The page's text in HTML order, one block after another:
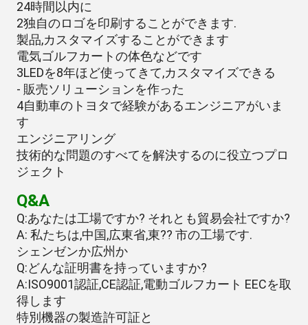
24時間以内に
2独自のロゴを印刷することができます.
製品,カスタマイズすることができます
電気ゴルフカートの体色などです
3LEDを8年ほど使ってきて,カスタマイズできる
- 販売ソリューションを作った
4自動車のトヨタで経験があるエンジニアがいま
す
エンジニアリング
技術的な問題のすべてを解決するのに役立つプロ
ジェクト
Q&A
Q:あなたは工場ですか? それとも貿易会社ですか?
A: 私たちは,中国,広東省,東?? 市の工場です.
シェンゼンか広州か
Q:どんな証明書を持っていますか?
A:ISO9001認証,CE認証,電動ゴルフカート EECを取
得します
特別機器の製造許可証と